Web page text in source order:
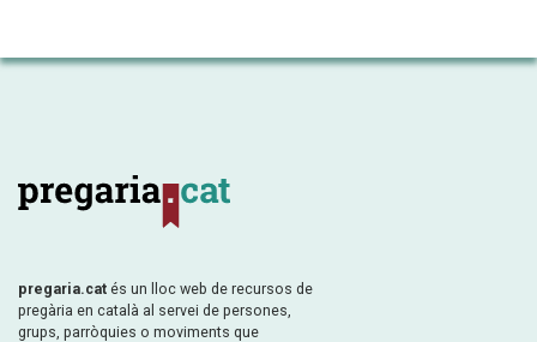
pregaria.cat és un lloc web de recursos de
pregària en català al servei de persones,
grups, parròquies o moviments que